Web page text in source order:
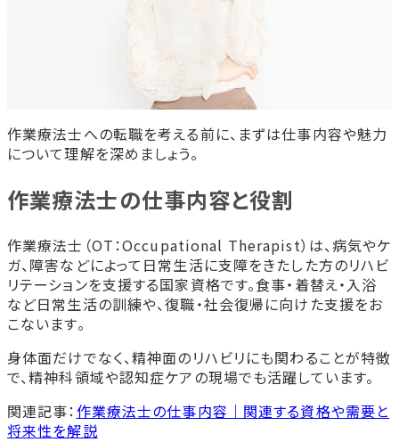
社会人経験が学習・臨床実習で強みになる
社会人が作業療法士になるための進路と最短ルート
<h3>専門学校・短期大学・大学の違い
社会人が進路選択で重視すべきポイント
専門学校が社会人に選ばれやすい理由
社会人経験こそが作業療法士の現場で「武器」になる
患者理解に直結するコミュニケーション力
人生経験がリハビリ支援の質を高める
作業療法士は何歳からでも目指せますか？
医療・福祉の知識がなくても大丈夫ですか？
働きながら通学することは可能ですか？
自分に合った作業療法士までの最短ルート
まとめ
首都医校・大阪医専・名古屋医専で作業療法士を目指し
作業療法学科
作業療法士への転職を考える前に、まずは仕事内容や魅力
について理解を深めましょう。
作業療法士の仕事内容と役割
作業療法士（OT：Occupational Therapist）は、病気やケ
ガ、障害などによって日常生活に支障をきたした方のリハビ
リテーションを支援する国家資格です。食事・着替え・入浴
など日常生活の訓練や、復職・社会復帰に向けた支援をお
こないます。
身体面だけでなく、精神面のリハビリにも関わることが特徴
で、精神科領域や認知症ケアの現場でも活躍しています。
関連記事：作業療法士の仕事内容｜関連する資格や需要と
将来性を解説